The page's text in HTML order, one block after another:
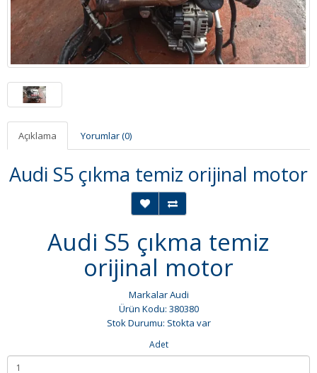
Açıklama Yorumlar (0)
Audi S5 çıkma temiz orijinal motor
Audi S5 çıkma temiz
orijinal motor
MarkalarAudi
Ürün Kodu: 380380
Stok Durumu: Stokta var
Adet